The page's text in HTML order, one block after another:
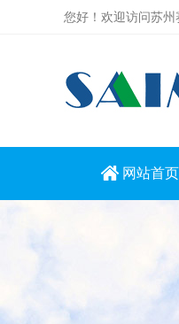
您好！欢迎访问苏州
网站首页